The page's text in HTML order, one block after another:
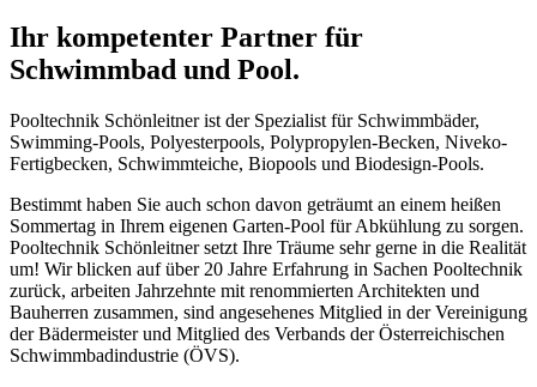
Ihr kompetenter Partner für
Schwimmbad und Pool.
Pooltechnik Schönleitner ist der Spezialist für Schwimmbäder,
Swimming-Pools, Polyesterpools, Polypropylen-Becken, Niveko-
Fertigbecken, Schwimmteiche, Biopools und Biodesign-Pools.
Bestimmt haben Sie auch schon davon geträumt an einem heißen
Sommertag in Ihrem eigenen Garten-Pool für Abkühlung zu sorgen.
Pooltechnik Schönleitner setzt Ihre Träume sehr gerne in die Realität
um! Wir blicken auf über 20 Jahre Erfahrung in Sachen Pooltechnik
zurück, arbeiten Jahrzehnte mit renommierten Architekten und
Bauherren zusammen, sind angesehenes Mitglied in der Vereinigung
der Bädermeister und Mitglied des Verbands der Österreichischen
Schwimmbadindustrie (ÖVS).